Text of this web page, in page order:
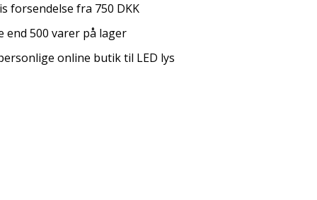
forsendelse fra 750 DKK
end 500 varer på lager
online butik til LED lys